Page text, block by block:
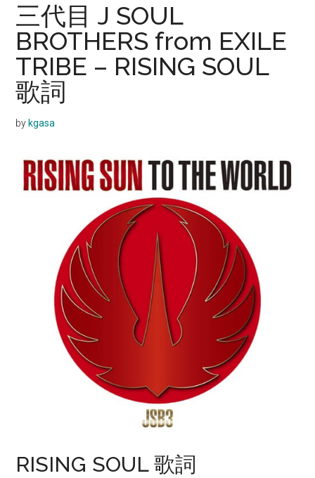
三代目 J SOUL
BROTHERS from EXILE
TRIBE – RISING SOUL
歌詞
by kgasa
RISING SOUL 歌詞